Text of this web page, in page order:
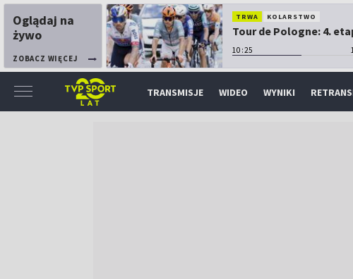
Oglądaj na
żywo
ZOBACZ WIĘCEJ
TRWA KOLARSTWO
Tour de Pologne: 4.
10:25
TRANSMISJE WIDEO WYNIKI